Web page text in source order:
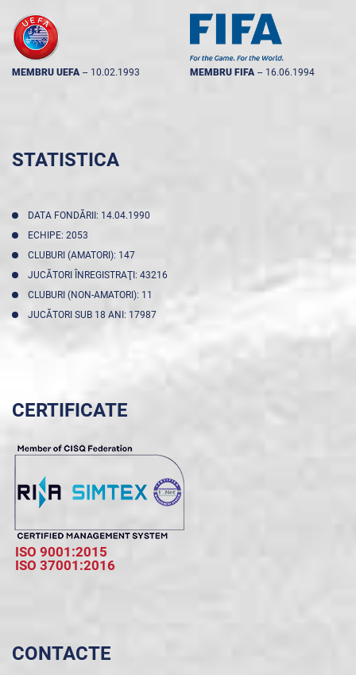
MEMBRU UEFA -- 10.02.1993 MEMBRU FIFA -- 16.06.1994
STATISTICA
DATA FONDĂRII: 14.04.1990
ECHIPE: 2053
CLUBURI (AMATORI): 147
JUCĂTORI ÎNREGISTRAŢI: 43216
CLUBURI (NON-AMATORI): 11
JUCĂTORI SUB 18 ANI: 17987
CERTIFICATE
ISO 9001:2015
ISO 37001:2016
CONTACTE